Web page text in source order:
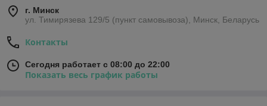
г. Минск
ул. Тимирязева 129/5 (пункт самовывоза), Минск, Беларусь
Контакты
Сегодня работает с 08:00 до 22:00
Показать весь график работы